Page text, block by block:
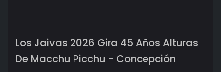
Los Jaivas 2026 Gira 45 Años Alturas
De Macchu Picchu - Concepción